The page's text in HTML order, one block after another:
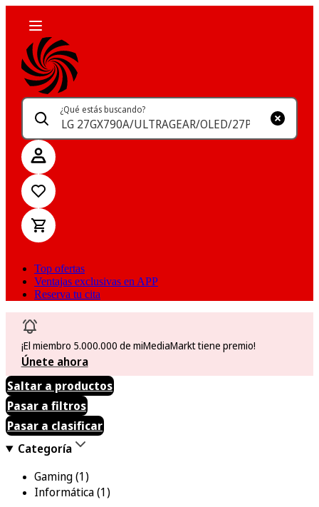
¿Qué estás buscando?
Top ofertas
Ventajas exclusivas en APP
Reserva tu cita
¡El miembro 5.000.000 de miMediaMarkt tiene premio!
Únete ahora
Saltar a productos
Pasar a filtros
Pasar a clasificar
Categoría
Gaming(1)
Informática(1)